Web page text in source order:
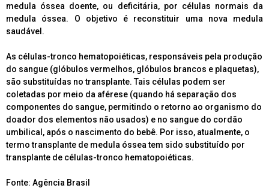
medula óssea doente, ou deficitária, por células normais da
medula óssea. O objetivo é reconstituir uma nova medula
saudável.
As células-tronco hematopoiéticas, responsáveis pela produção
do sangue (glóbulos vermelhos, glóbulos brancos e plaquetas),
são substituídas no transplante. Tais células podem ser
coletadas por meio da aférese (quando há separação dos
componentes do sangue, permitindo o retorno ao organismo do
doador dos elementos não usados) e no sangue do cordão
umbilical, após o nascimento do bebê. Por isso, atualmente, o
termo transplante de medula óssea tem sido substituído por
transplante de células-tronco hematopoiéticas.
Fonte: Agência Brasil